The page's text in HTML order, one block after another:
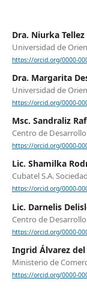
Dra. Niurka
Universidad de
https://orcid.org/0000-
Dra. Margarita
Universidad de
https://orcid.org/0000-
Msc. Sandraliz
Centro de
https://orcid.org/0000-
Lic. Shamilka
Cubatel S.A.
https://orcid.org/0000-
Lic. Darnelis
Centro de
https://orcid.org/0000-
Ingrid Álvarez
Ministerio de
https://orcid.org/0000-